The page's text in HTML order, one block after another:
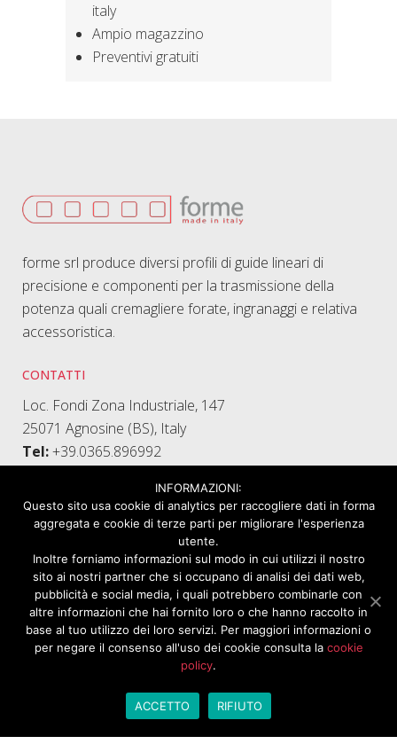
italy
Ampio magazzino
Preventivi gratuiti
forme srl produce diversi profili di guide lineari di
precisione e componenti per la trasmissione della
potenza quali cremagliere forate, ingranaggi e relativa
accessoristica.
CONTATTI
Loc. Fondi Zona Industriale, 147
25071 Agnosine (BS), Italy
Tel:+39.0365.896992
LINK UTILI
Applicazioni
Contatti
Privacy Policy
Motoriduttori E Riduttori Manuali
INFORMAZIONI:
Questo sito usa cookie di analytics per raccogliere dati in forma
aggregata e cookie di terze parti per migliorare l'esperienza
utente.
Inoltre forniamo informazioni sul modo in cui utilizzi il nostro
sito ai nostri partner che si occupano di analisi dei dati web,
pubblicità e social media, i quali potrebbero combinarle con
altre informazioni che hai fornito loro o che hanno raccolto in
base al tuo utilizzo dei loro servizi. Per maggiori informazioni o
per negare il consenso all'uso dei cookie consulta la cookie
policy.
ACCETTO RIFIUTO